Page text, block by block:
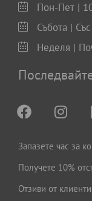
Пон-Пет |
Събота |
Неделя |
Запазете час за
Получете 10%
Отзиви от клиенти